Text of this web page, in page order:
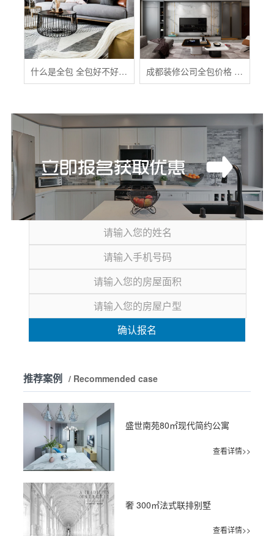
什么是全包 全包好不好 全包装修注意事项有哪些 成都装修公司全包价格 成都全包装修多少钱一平
确认报名
推荐案例 / Recommended case
盛世南苑80㎡现代简约公寓
查看详情>>
奢 300㎡法式联排别墅
查看详情>>